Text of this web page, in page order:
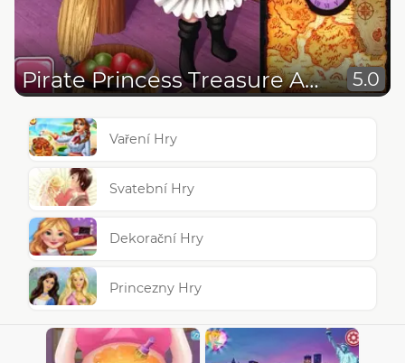
Pirate Princess Treasure Adventure 5.0
Vaření Hry
Svatební Hry
Dekorační Hry
Princezny Hry